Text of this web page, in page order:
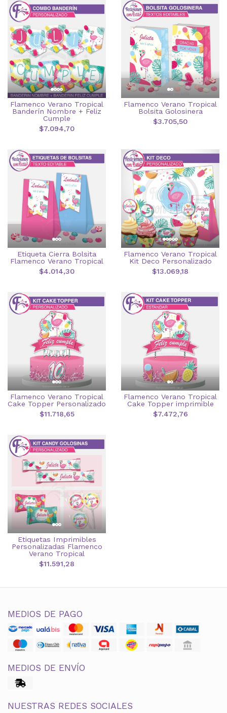
Flamenco Verano Tropical
Banderín Nombre + Feliz
Cumple
$7.094,70
Flamenco Verano Tropical
Bolsita Golosinera
$3.705,50
Etiqueta Cierra Bolsita
Flamenco Verano Tropical
$4.014,30
Flamenco Verano Tropical
Kit Deco Personalizado
$13.069,18
Flamenco Verano Tropical
Cake Topper Personalizado
$11.718,65
Flamenco Verano Tropical
Cake Topper imprimible
$7.472,76
Etiquetas Imprimibles
Personalizadas Flamenco
Verano Tropical
$11.591,28
MEDIOS DE PAGO
MEDIOS DE ENVÍO
NUESTRAS REDES SOCIALES